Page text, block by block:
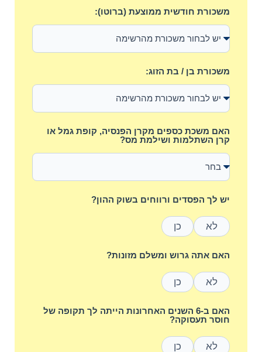
משכורת חודשית ממוצעת (ברוטו):
משכורת בן / בת הזוג:
האם משכת כספים מקרן הפנסיה, קופת גמל או
קרן השתלמות ושילמת מס?
יש לך הפסדים ורווחים בשוק ההון?
לא כן
האם אתה גרוש ומשלם מזונות?
לא כן
האם ב-6 השנים האחרונות הייתה לך תקופה של
חוסר תעסוקה?
לא כן